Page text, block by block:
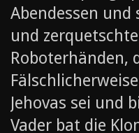
Abendessen
und
Roboterhänden,
Jehovas sei und
Vader bat die